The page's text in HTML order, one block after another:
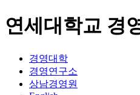
연세대학교 경
경영대학
경영연구소
상남경영원